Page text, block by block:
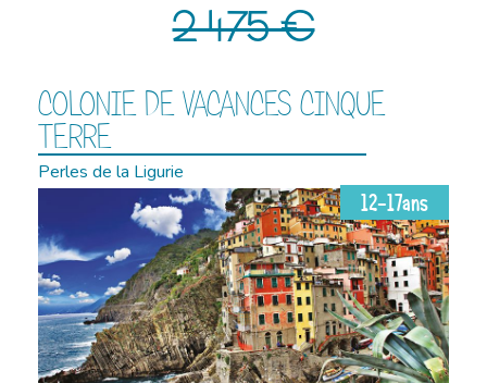
2 475 €
COLONIE DE VACANCES CINQUE
TERRE
Perles de la Ligurie
12-17ans